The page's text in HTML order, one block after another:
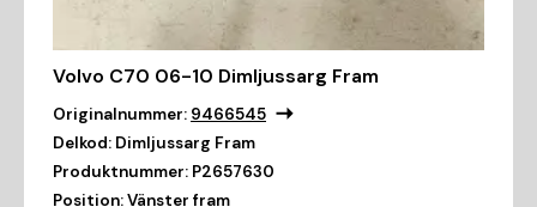
Volvo C70 06-10 Dimljussarg Fram
Originalnummer: 9466545
Delkod: Dimljussarg Fram
Produktnummer: P2657630
Position:Vänster fram